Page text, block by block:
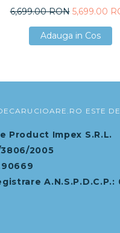
6,699.00 RON 5,699.00
Adauga in Cos
Adauga in Cos
ESTE
Product Impex S.R.L.
3806/2005